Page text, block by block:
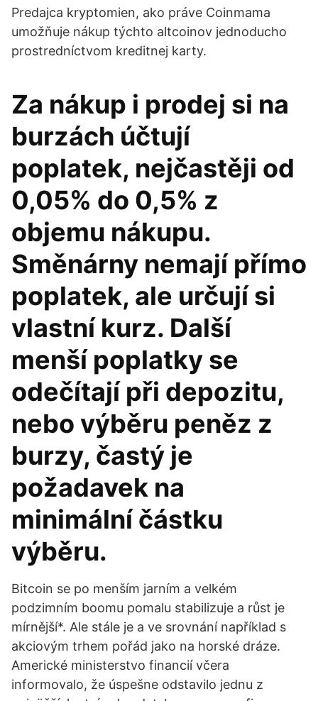
Predajca kryptomien, ako práve Coinmama
umožňuje nákup týchto altcoinov jednoducho
prostredníctvom kreditnej karty.
Za nákup i prodej si na
burzách účtují
poplatek, nejčastěji od
0,05% do 0,5% z
objemu nákupu.
Směnárny nemají přímo
poplatek, ale určují si
vlastní kurz. Další
menší poplatky se
odečítají při depozitu,
nebo výběru peněz z
burzy, častý je
požadavek na
minimální částku
výběru.
Bitcoin se po menším jarním a velkém
podzimním boomu pomalu stabilizuje a růst je
mírnější*. Ale stále je a ve srovnání například s
akciovým trhem pořád jako na horské dráze.
Americké ministerstvo financií včera
informovalo, že úspešne odstavilo jednu z